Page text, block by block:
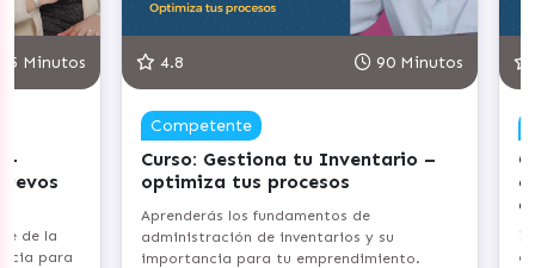
la
para
4.8 90 Minutos
Competente
Curso: Gestiona tu Inventario –
optimiza tus procesos
Aprenderás los fundamentos de
administración de inventarios y su
importancia para tu emprendimiento.
5.0
en